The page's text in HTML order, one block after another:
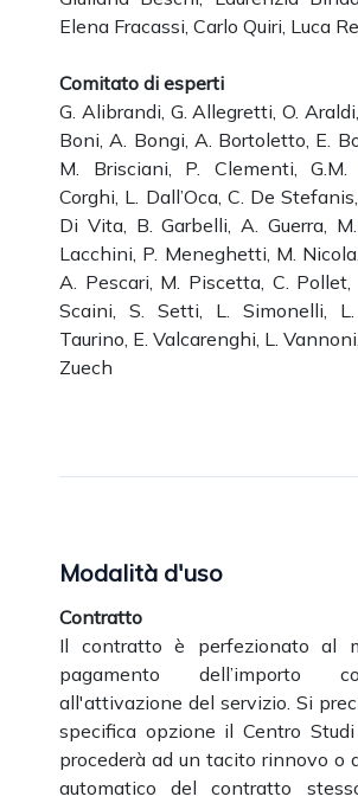
Elena Fracassi, Carlo Quiri, Luca
Comitato di esperti
G. Alibrandi, G. Allegretti, O.
Boni, A. Bongi, A. Bortoletto, E.
M. Brisciani, P. Clementi, G.M.
Corghi, L. Dall’Oca, C. De
Di Vita, B. Garbelli, A. Guerra,
Lacchini, P. Meneghetti, M.
A. Pescari, M. Piscetta, C. Pollet,
Scaini, S. Setti, L. Simonelli,
Taurino, E. Valcarenghi, L.
Zuech
Modalità d'uso
Contratto
Il contratto è perfezionato al
pagamento dell’importo
all'attivazione del servizio. Si
specifica opzione il Centro
procederà ad un tacito rinnovo o
automatico del contratto